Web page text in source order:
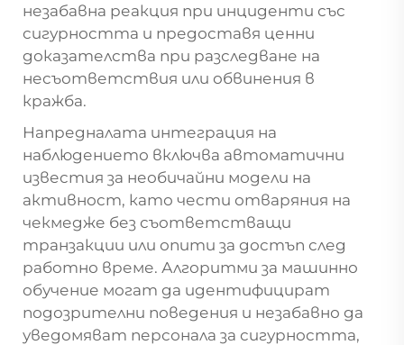
незабавна реакция при инциденти със
сигурността и предоставя ценни
доказателства при разследване на
несъответствия или обвинения в
кражба.
Напредналата интеграция на
наблюдението включва автоматични
известия за необичайни модели на
активност, като чести отваряния на
чекмедже без съответстващи
транзакции или опити за достъп след
работно време. Алгоритми за машинно
обучение могат да идентифицират
подозрителни поведения и незабавно да
уведомяват персонала за сигурността,